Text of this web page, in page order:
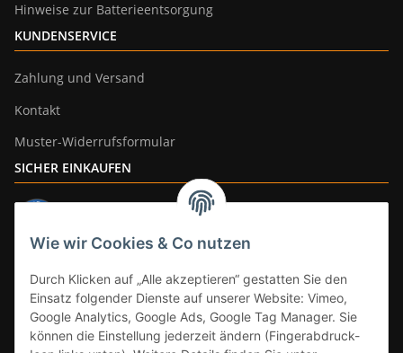
Wie wir Cookies & Co nutzen
Durch Klicken auf „Alle akzeptieren“ gestatten Sie den
Einsatz folgender Dienste auf unserer Website: Vimeo,
Google Analytics, Google Ads, Google Tag Manager. Sie
können die Einstellung jederzeit ändern (Fingerabdruck-
Hinweise zur Batterieentsorgung
KUNDENSERVICE
Zahlung und Versand
Kontakt
Muster-Widerrufsformular
SICHER EINKAUFEN